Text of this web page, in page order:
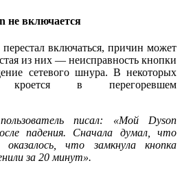
не включается
включаться, причин может
из них — неисправность кнопки
сетевого шнура. В некоторых
кроется в перегоревшем
писал: «Мой Dyson
падения. Сначала думал, что
что замкнула кнопка
за 20 минут».